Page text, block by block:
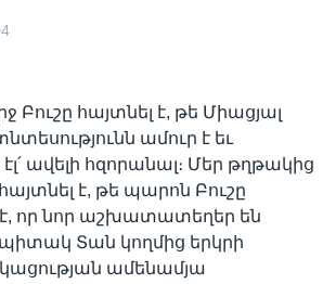
Ի ԿԱՆՈՆԱԴՐՈՒԹՅՈՒՆ
հայտնել է, թե Միացյալ
ամուր է եւ
ավելի հզորանալ։ Մեր թղթակից
է, թե պարոն Բուշը
որ նոր աշխատատեղեր են
Տան կողմից երկրի
ամենամյա